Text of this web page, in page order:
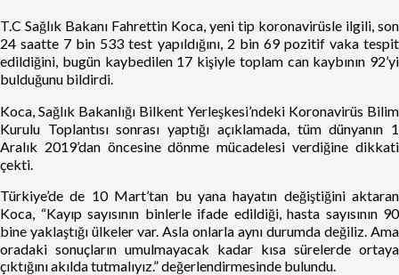
T.C Sağlık Bakanı Fahrettin Koca, yeni tip koronavirüsle ilgili, son
24 saatte 7 bin 533 test yapıldığını, 2 bin 69 pozitif vaka tespit
edildiğini, bugün kaybedilen 17 kişiyle toplam can kaybının 92’yi
bulduğunu bildirdi.
Koca, Sağlık Bakanlığı Bilkent Yerleşkesi’ndeki Koronavirüs Bilim
Kurulu Toplantısı sonrası yaptığı açıklamada, tüm dünyanın 1
Aralık 2019’dan öncesine dönme mücadelesi verdiğine dikkati
çekti.
Türkiye’de de 10 Mart’tan bu yana hayatın değiştiğini aktaran
Koca, “Kayıp sayısının binlerle ifade edildiği, hasta sayısının 90
bine yaklaştığı ülkeler var. Asla onlarla aynı durumda değiliz. Ama
oradaki sonuçların umulmayacak kadar kısa sürelerde ortaya
çıktığını akılda tutmalıyız.” değerlendirmesinde bulundu.